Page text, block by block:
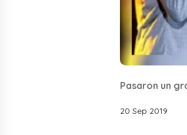
Pasaron un
20 Sep 2019